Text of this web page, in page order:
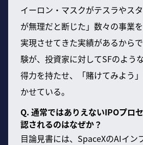
イーロン・マスクがテスラやス
が無理だと断じた」数々の事業
実現させてきた実績があるから
験が、投資家に対してSFのよう
得力を持たせ、「賭けてみよう
かせている。
Q. 通常ではありえないIPOプロ
認されるのはなぜか？
目論見書には、SpaceXのAIイン